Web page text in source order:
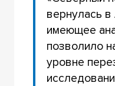
вернулась
имеющее
позволило
уровне